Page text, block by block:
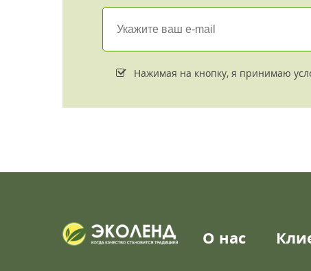
Нажимая на кнопку, я принимаю
О нас